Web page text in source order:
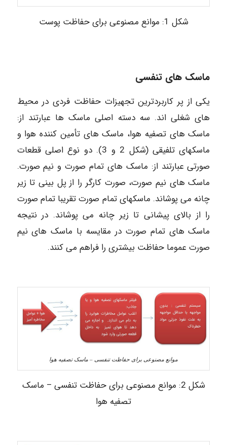
شکل 1: موانع مصنوعی برای حفاظت پوست
ماسک های تنفسی
یکی از پر کاربردترین تجهیزات حفاظت فردی در محیط
های شغلی اند. سه دسته اصلی ماسک ها عبارتند از:
ماسک های تصفیه هوا، ماسک های تأمین کننده هوا و
ماسکهای تلفیقی (شکل 2 و 3). دو نوع اصلی قطعات
صورتی عبارتند از: ماسک های تمام صورت و نیم صورت.
ماسک های نیم صورت، صورت کارگر را از پل بینی تا زیر
چانه می پوشاند. ماسکهای تمام صورت تقریبا تمام صورت
را از بالای پیشانی تا زیر چانه می پوشاند. در نتیجه
ماسک های تمام صورت در مقایسه با ماسک های نیم
صورت عموما حفاظت بیشتری را فراهم می کنند.
موانع مصنوعی برای حفاظت تنفسی – ماسک تصفیه هوا
شکل 2: موانع مصنوعی برای حفاظت تنفسی – ماسک
تصفیه هوا